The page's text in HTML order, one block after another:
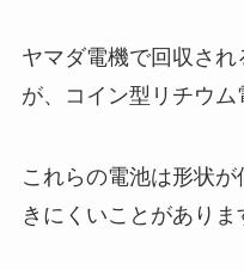
ヤマダ電機で回収さ
が、コイン型リチウム
これらの電池は形状
きにくいことがありま